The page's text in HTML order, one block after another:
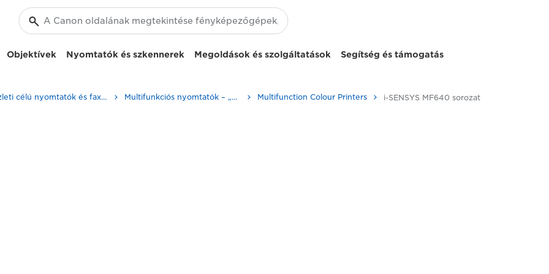
Objektívek Nyomtatók és szkennerek Megoldások és szolgáltatások Segítség és támogatás
Üzleti célú nyomtatók és faxkészülékek Multifunkciós nyomtatók – „minden az egyben” nyomtatók Multifunction Colour Printers i-SENSYS MF640 sorozat